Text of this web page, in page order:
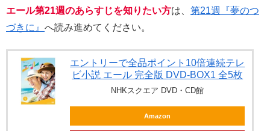
エール第21週のあらすじを知りたい方は、 第21週『夢のつ
づきに』 へ読み進めてください。
エントリーで全品ポイント10倍連続テレ
ビ小説 エール 完全版 DVD-BOX1 全5枚
NHKスクエア DVD・CD館
Amazon